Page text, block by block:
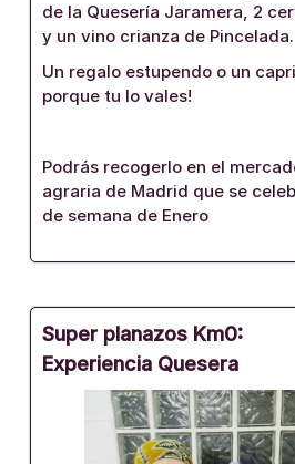
de la Quesería Jaramera, 2
y un vino crianza de Pincelada.
Un regalo estupendo o un
porque tu lo vales!
Podrás recogerlo en el
agraria de Madrid que se
de semana de Enero
Super planazos Km0:
Experiencia Quesera